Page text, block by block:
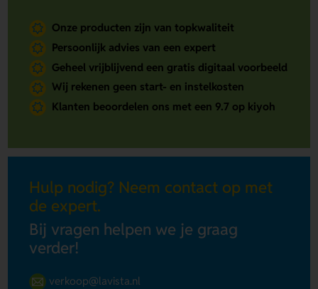
Onze producten zijn van topkwaliteit
Persoonlijk advies van een expert
Geheel vrijblijvend een gratis digitaal voorbeeld
Wij rekenen geen start- en instelkosten
Klanten beoordelen ons met een 9.7 op kiyoh
Hulp nodig? Neem contact op met
de expert.
Bij vragen helpen we je graag
verder!
verkoop@lavista.nl